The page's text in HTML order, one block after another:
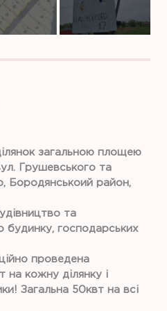
загальною площею
Грушевського та
Бородянськоий район,
та
будинку, господарських
проведена
на кожну ділянку і
Загальна 50квт на всі